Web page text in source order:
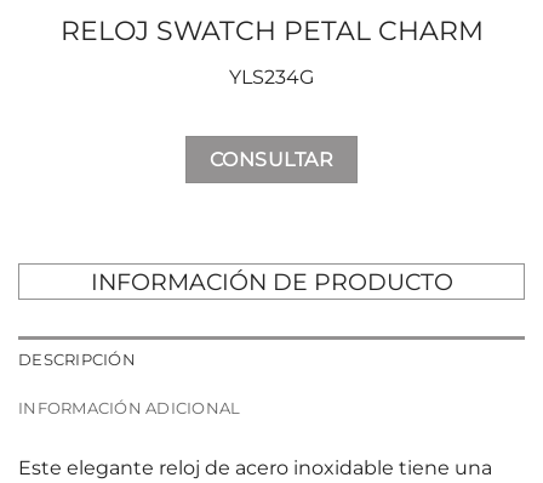
RELOJ SWATCH PETAL CHARM
YLS234G
CONSULTAR
INFORMACIÓN DE PRODUCTO
DESCRIPCIÓN
INFORMACIÓN ADICIONAL
Este elegante reloj de acero inoxidable tiene una